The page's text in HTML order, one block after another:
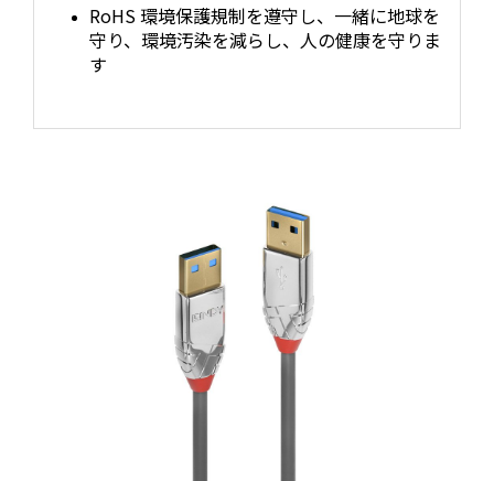
RoHS 環境保護規制を遵守し、一緒に地球を
守り、環境汚染を減らし、人の健康を守りま
す